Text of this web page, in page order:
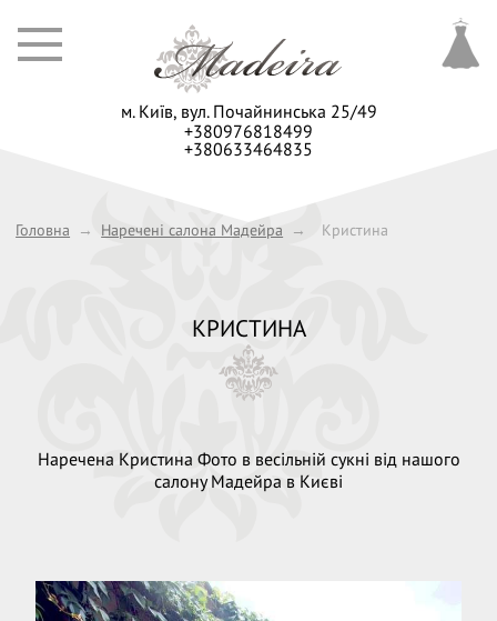
+380976818499
+380633464835
м. Київ, вул. Почайнинська 25/49
Головна → Наречені салона Мадейра → Кристина
КРИСТИНА
Наречена Кристина Фото в весільній сукні від нашого
салону Мадейра в Києві